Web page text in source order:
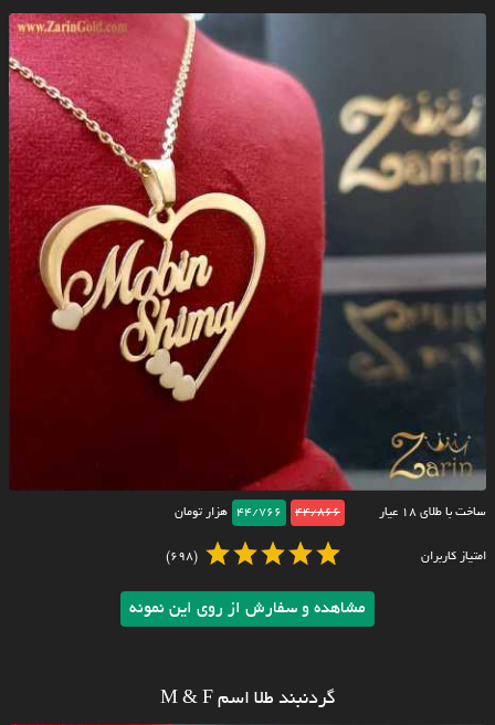
ساخت با طلای ۱۸ عیار 44/866
44/766 هزار تومان
امتیاز کاربران (698)
مشاهده و سفارش از روی این نمونه
گردنبند طلا اسم M & F